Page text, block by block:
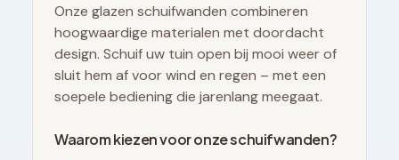
Onze glazen schuifwanden combineren
hoogwaardige materialen met doordacht
design. Schuif uw tuin open bij mooi weer of
sluit hem af voor wind en regen – met een
soepele bediening die jarenlang meegaat.
Waarom kiezen voor onze schuifwanden?